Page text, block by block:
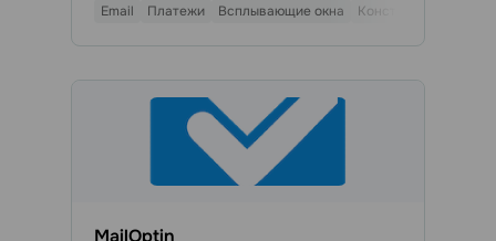
Email Платежи Всплывающие окна Конструктор форм
MailOptin